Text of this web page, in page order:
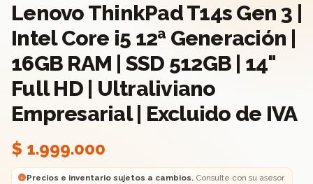
Lenovo ThinkPad T14s Gen 3 |
Intel Core i5 12ª Generación |
16GB RAM | SSD 512GB | 14"
Full HD | Ultraliviano
Empresarial | Excluido de IVA
$ 1.999.000
Precios e inventario sujetos a cambios.Consulte con su asesor